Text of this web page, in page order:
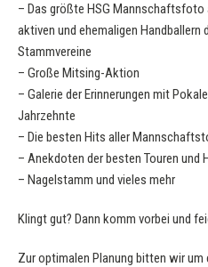
– Das größte HSG
aktiven und ehemaligen Handballern
Stammvereine
– Große Mitsing-Aktion
– Galerie der Erinnerungen mit
Jahrzehnte
– Die besten Hits aller
– Anekdoten der besten Touren und
– Nagelstamm und vieles mehr
Klingt gut? Dann komm vorbei und
Zur optimalen Planung bitten wir